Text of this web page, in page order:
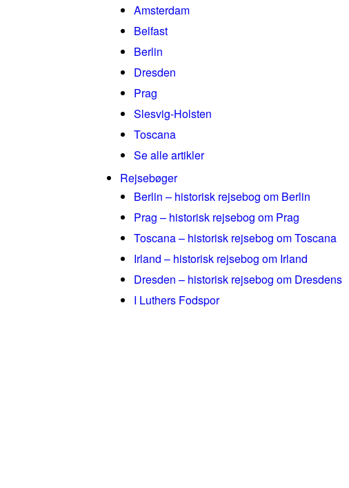
Amsterdam
Belfast
Berlin
Dresden
Prag
Slesvig-Holsten
Toscana
Se alle artikler
Rejsebøger
Berlin – historisk rejsebog om Berlin
Prag – historisk rejsebog om Prag
Toscana – historisk rejsebog om Toscana
Irland – historisk rejsebog om Irland
Dresden – historisk rejsebog om Dresdens
I Luthers Fodspor